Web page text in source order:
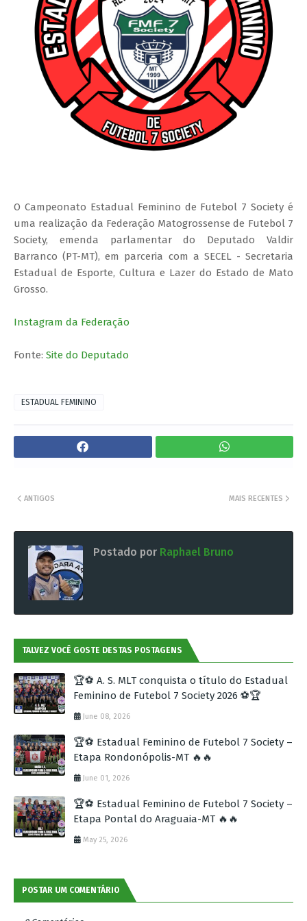
O Campeonato Estadual Feminino de Futebol 7 Society é
uma realização da Federação Matogrossense de Futebol 7
Society, emenda parlamentar do Deputado Valdir
Barranco (PT-MT), em parceria com a SECEL - Secretaria
Estadual de Esporte, Cultura e Lazer do Estado de Mato
Grosso.
Instagram da Federação
Fonte: Site do Deputado
ESTADUAL FEMININO
MAIS RECENTES
ANTIGOS
Postado por Raphael Bruno
TALVEZ VOCÊ GOSTE DESTAS POSTAGENS
🏆⚽ A. S. MLT conquista o título do Estadual
Feminino de Futebol 7 Society 2026 ⚽🏆
June 08, 2026
🏆⚽ Estadual Feminino de Futebol 7 Society –
Etapa Rondonópolis-MT 🔥🔥
June 01, 2026
🏆⚽ Estadual Feminino de Futebol 7 Society –
Etapa Pontal do Araguaia-MT 🔥🔥
May 25, 2026
POSTAR UM COMENTÁRIO